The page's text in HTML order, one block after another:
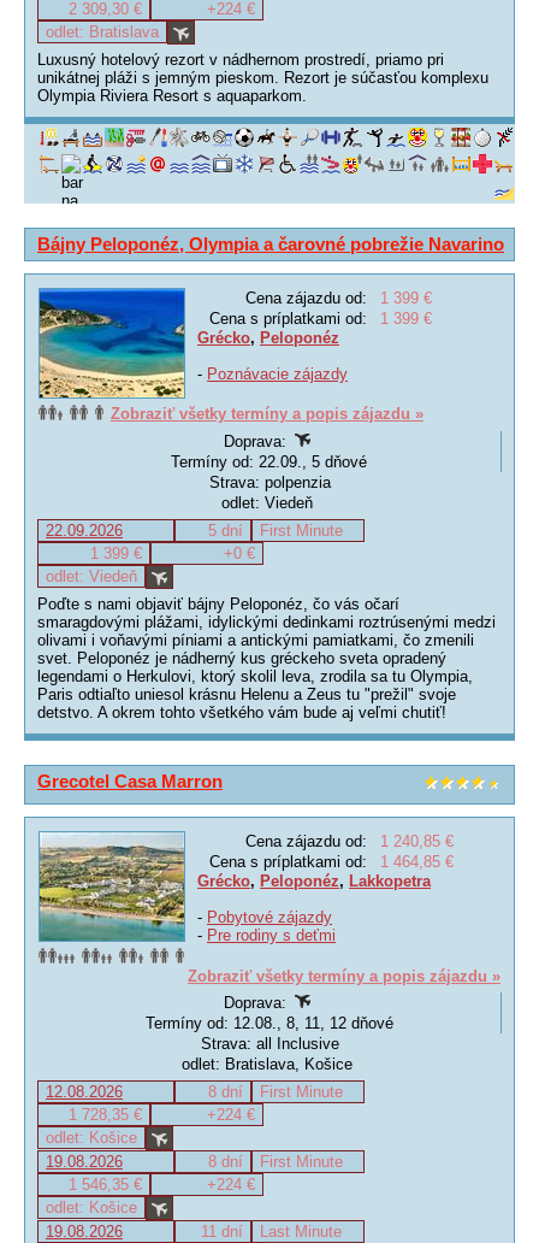
2 309,30 €
+224 €
odlet: Bratislava
Luxusný hotelový rezort v nádhernom prostredí, priamo pri
unikátnej pláži s jemným pieskom. Rezort je súčasťou komplexu
Olympia Riviera Resort s aquaparkom.
Bájny Peloponéz, Olympia a čarovné pobrežie Navarino
Cena zájazdu od:
1 399 €
Cena s príplatkami od:
1 399 €
Grécko, Peloponéz
- Poznávacie zájazdy
Zobraziť všetky termíny a popis zájazdu »
Doprava:
Termíny od: 22.09., 5 dňové
Strava: polpenzia
odlet: Viedeň
22.09.2026
5 dní
First Minute
1 399 €
+0 €
odlet: Viedeň
Poďte s nami objaviť bájny Peloponéz, čo vás očarí
smaragdovými plážami, idylickými dedinkami roztrúsenými medzi
olivami i voňavými píniami a antickými pamiatkami, čo zmenili
svet. Peloponéz je nádherný kus gréckeho sveta opradený
legendami o Herkulovi, ktorý skolil leva, zrodila sa tu Olympia,
Paris odtiaľto uniesol krásnu Helenu a Zeus tu "prežil" svoje
detstvo. A okrem tohto všetkého vám bude aj veľmi chutiť!
Grecotel Casa Marron
Cena zájazdu od:
1 240,85 €
Cena s príplatkami od:
1 464,85 €
Grécko, Peloponéz, Lakkopetra
- Pobytové zájazdy
- Pre rodiny s deťmi
Zobraziť všetky termíny a popis zájazdu »
Doprava:
Termíny od: 12.08., 8, 11, 12 dňové
Strava: all Inclusive
odlet: Bratislava, Košice
12.08.2026
8 dní
First Minute
1 728,35 €
+224 €
odlet: Košice
19.08.2026
8 dní
First Minute
1 546,35 €
+224 €
odlet: Košice
19.08.2026
11 dní
Last Minute